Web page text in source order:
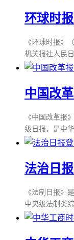
高人民法院的
义法治宣传的
涵盖审判新闻
法解释，权威
环球时
《环球时报》
机关报社人民
简介：环球时
报发行量：日
种：汉语（中
发代号：中文
2
中国改
《中国改革报
级日报，是中
法治日
《法制日报》
中央级法制类